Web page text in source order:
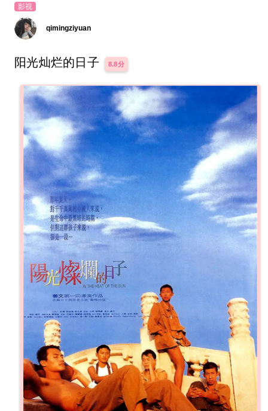
影视
qimingziyuan
阳光灿烂的日子 8.8分